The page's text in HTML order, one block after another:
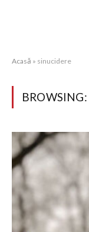
Acasă » sinucidere
BROWSING: